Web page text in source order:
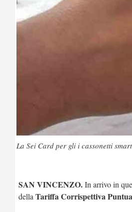
La Sei Card per gli i cassonetti smart
SAN VINCENZO.In arrivo in
della Tariffa Corrispettiva